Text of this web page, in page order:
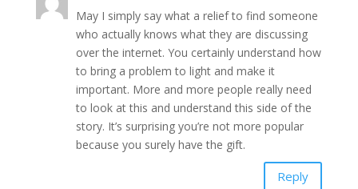
May I simply say what a relief to find someone
who actually knows what they are discussing
over the internet. You certainly understand how
to bring a problem to light and make it
important. More and more people really need
to look at this and understand this side of the
story. It’s surprising you’re not more popular
because you surely have the gift.
Reply